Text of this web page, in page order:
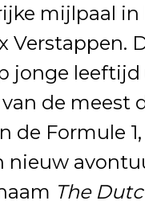
mijlpaal in
Verstappen.
jonge
de meest
de Formule
nieuw
The